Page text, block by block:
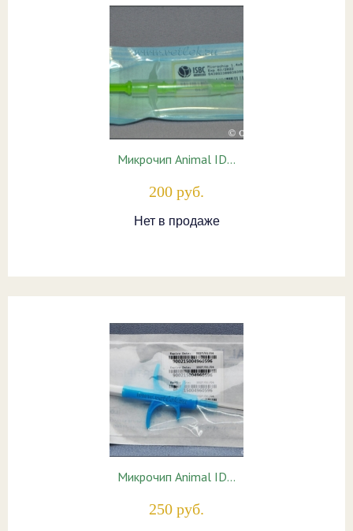
Микрочип Animal ID…
200 руб.
Нет в продаже
Микрочип Animal ID…
250 руб.